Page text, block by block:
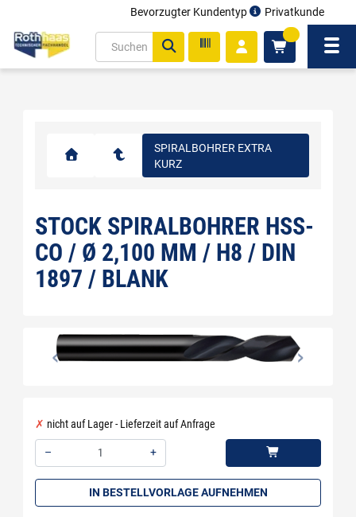
Bevorzugter Kundentyp Privatkunde
SPIRALBOHRER EXTRA
KURZ
STOCK SPIRALBOHRER HSS-
CO / Ø 2,100 MM / H8 / DIN
1897 / BLANK
nicht auf Lager - Lieferzeit auf Anfrage
–
+
IN BESTELLVORLAGE AUFNEHMEN